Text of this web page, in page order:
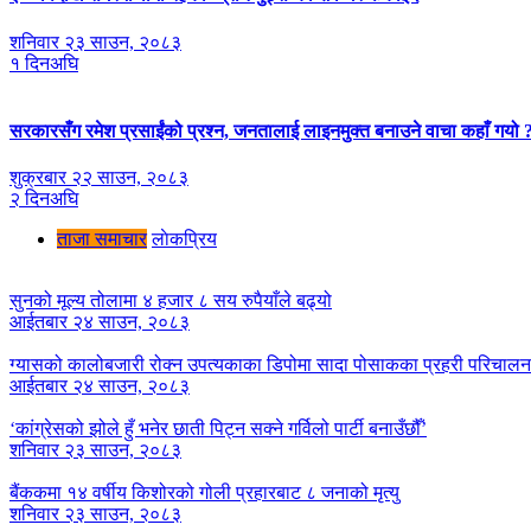
शनिवार २३ साउन, २०८३
१ दिनअघि
सरकारसँग रमेश प्रसाईंको प्रश्न, जनतालाई लाइनमुक्त बनाउने वाचा कहाँ गयो
शुक्रबार २२ साउन, २०८३
२ दिनअघि
ताजा समाचार लाेकप्रिय
सुनको मूल्य तोलामा ४ हजार ८ सय रुपैयाँले बढ्यो
आईतबार २४ साउन, २०८३
ग्यासको कालोबजारी रोक्न उपत्यकाका डिपोमा सादा पोसाकका प्रहरी परिचालन
आईतबार २४ साउन, २०८३
‘कांग्रेसको झोले हुँ भनेर छाती पिट्न सक्ने गर्विलो पार्टी बनाउँछौँ’
शनिवार २३ साउन, २०८३
बैंककमा १४ वर्षीय किशोरको गोली प्रहारबाट ८ जनाको मृत्यु
शनिवार २३ साउन, २०८३